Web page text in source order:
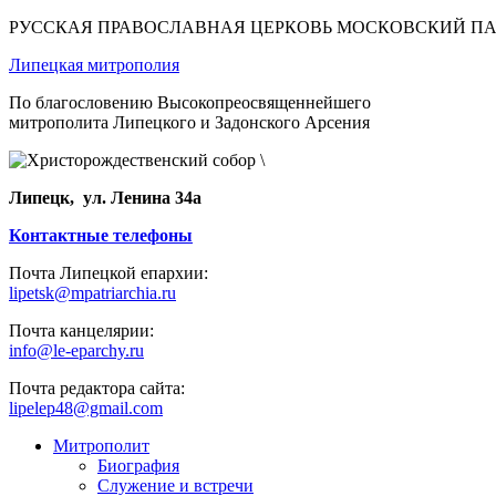
РУССКАЯ ПРАВОСЛАВНАЯ ЦЕРКОВЬ МОСКОВСКИЙ
Липецкая митрополия
По благословению Высокопреосвященнейшего
митрополита Липецкого и Задонского Арсения
Липецк, ул. Ленина 34а
Контактные телефоны
Почта Липецкой епархии:
lipetsk@mpatriarchia.ru
Почта канцелярии:
info@le-eparchy.ru
Почта редактора сайта:
lipelep48@gmail.com
Митрополит
Биография
Служение и встречи